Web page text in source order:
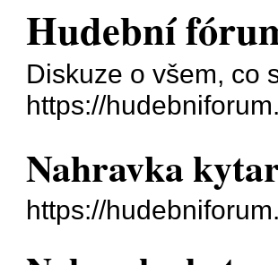
Hudební
Diskuze o všem, co
https://
Nahravka
https://